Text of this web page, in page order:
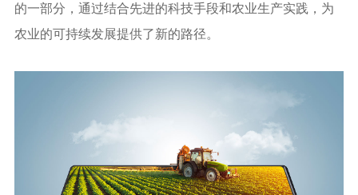
的一部分，通过结合先进的科技手段和农业生产实践，为
农业的可持续发展提供了新的路径。